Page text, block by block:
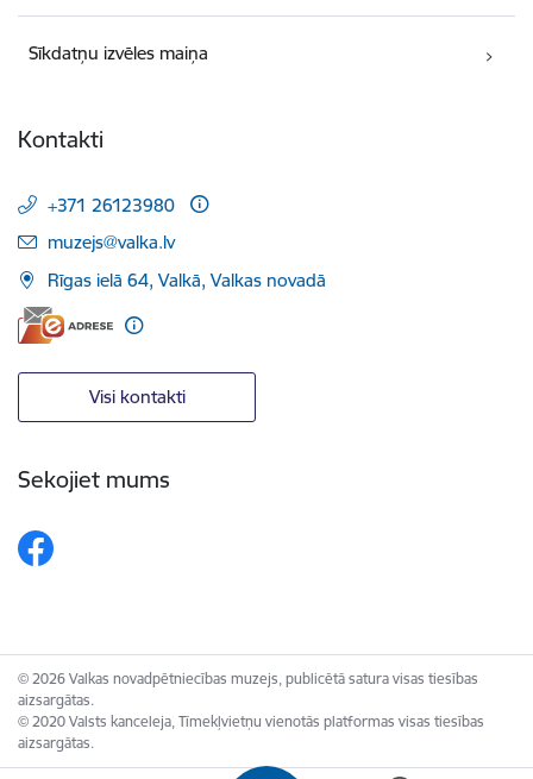
Sīkdatņu izvēles maiņa
Kontakti
+371 26123980
E-pasts:
muzejs@valka.lv
Rīgas ielā 64, Valkā, Valkas novadā
Visi kontakti
Sekojiet mums
© 2026 Valkas novadpētniecības muzejs, publicētā satura visas tiesības
aizsargātas.
© 2020 Valsts kanceleja, Tīmekļvietņu vienotās platformas visas tiesības
aizsargātas.